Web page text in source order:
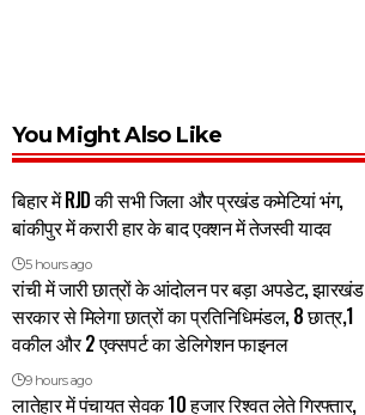
You Might Also Like
बिहार में RJD की सभी जिला और प्रखंड कमेटियां भंग,
बांकीपुर में करारी हार के बाद एक्शन में तेजस्वी यादव
5 hours ago
रांची में जारी छात्रों के आंदोलन पर बड़ा अपडेट, झारखंड
सरकार से मिलेगा छात्रों का प्रतिनिधिमंडल, 8 छात्र,1
वकील और 2 एक्सपर्ट का डेलिगेशन फाइनल
9 hours ago
लातेहार में पंचायत सेवक 10 हजार रिश्वत लेते गिरफ्तार,